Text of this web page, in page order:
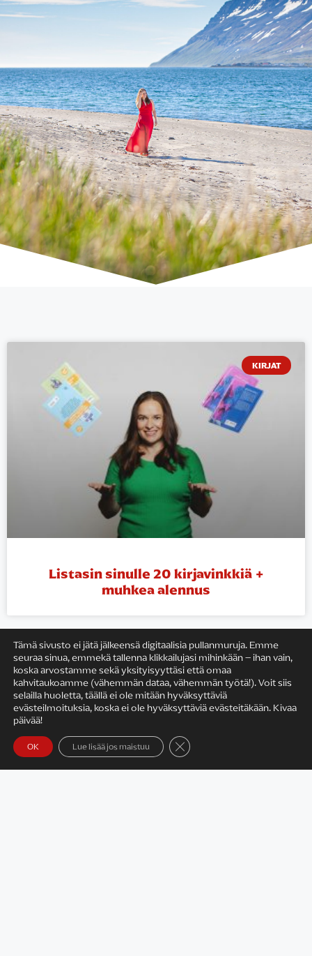
KIRJAT
Listasin sinulle 20 kirjavinkkiä +
muhkea alennus
KIRJAILIJAN TYÖ
Tämä sivusto ei jätä jälkeensä digitaalisia pullanmuruja. Emme
seuraa sinua, emmekä tallenna klikkailujasi mihinkään – ihan vain,
koska arvostamme sekä yksityisyyttäsi että omaa
kahvitaukoamme (vähemmän dataa, vähemmän työtä!). Voit siis
selailla huoletta, täällä ei ole mitään hyväksyttäviä
evästeilmoituksia, koska ei ole hyväksyttäviä evästeitäkään. Kivaa
päivää!
OK Lue lisää jos maistuu Sulje evästebanneri